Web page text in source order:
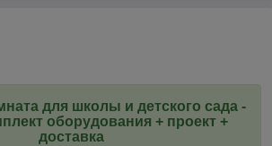
для школы и детского сада -
оборудования + проект +
доставка